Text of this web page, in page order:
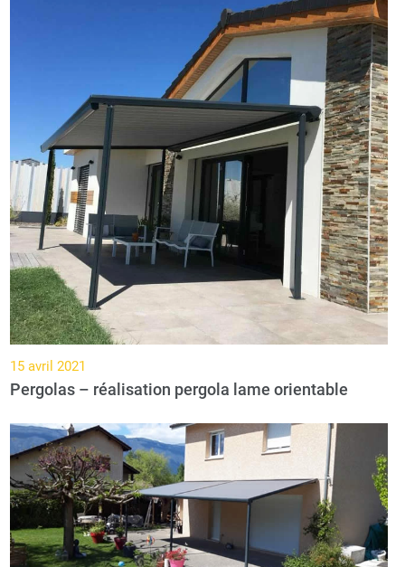
15 avril 2021
Pergolas – réalisation pergola lame orientable